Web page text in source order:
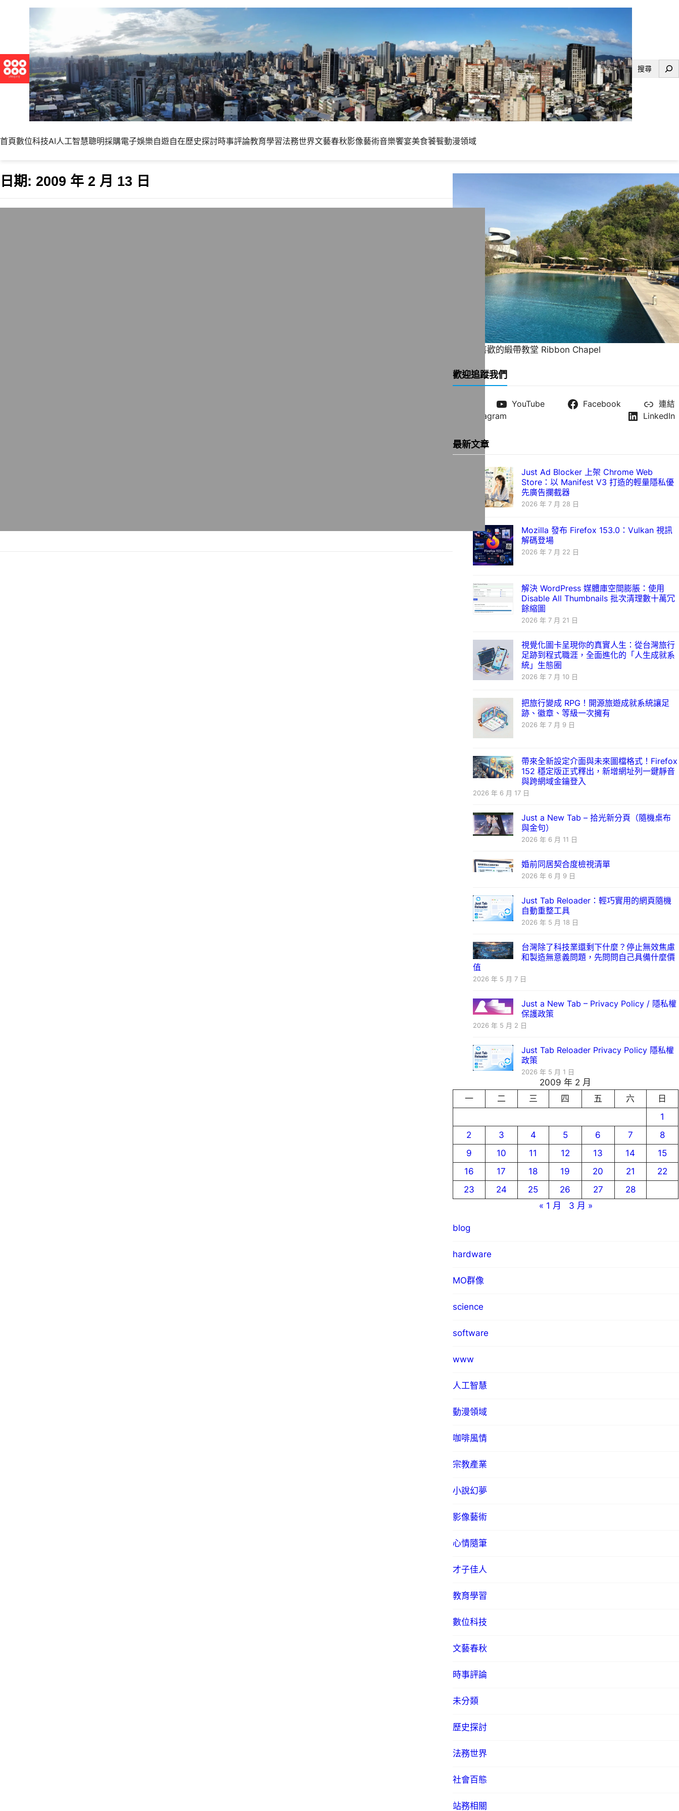
搜
首頁數位科技AI人工智慧聰明採購電子娛樂自遊自在歷史探討時事評論教育學習法務世界文藝春秋影像藝術音樂饗宴美食饕餮動漫領域
日期: 2009 年 2 月 13 日
一直很喜歡的緞帶教堂 Ribbon Chapel
歡迎追蹤我們
YouTube Facebook
連結
Instagram
LinkedIn
最新文章
Just Ad Blocker 上架 Chrome Web
Store：以 Manifest V3 打造的輕量隱私優
先廣告攔截器
2026 年 7 月 28 日
Mozilla 發布 Firefox 153.0：Vulkan 視訊
解碼登場
2026 年 7 月 22 日
解決 WordPress 媒體庫空間膨脹：使用
Disable All Thumbnails 批次清理數十萬冗
餘縮圖
2026 年 7 月 21 日
視覺化圖卡呈現你的真實人生：從台灣旅行
足跡到程式職涯，全面進化的「人生成就系
統」生態圈
2026 年 7 月 10 日
把旅行變成 RPG！開源旅遊成就系統讓足
跡、徽章、等級一次擁有
2026 年 7 月 9 日
帶來全新設定介面與未來圖檔格式！Firefox
152 穩定版正式釋出，新增網址列一鍵靜音
與跨網域金鑰登入
2026 年 6 月 17 日
Just a New Tab – 拾光新分頁（隨機桌布
與金句）
2026 年 6 月 11 日
婚前同居契合度檢視清單
2026 年 6 月 9 日
Just Tab Reloader：輕巧實用的網頁隨機
自動重整工具
2026 年 5 月 18 日
台灣除了科技業還剩下什麼？停止無效焦慮
和製造無意義問題，先問問自己具備什麼價
值
2026 年 5 月 7 日
Just a New Tab – Privacy Policy / 隱私權
保護政策
2026 年 5 月 2 日
Just Tab Reloader Privacy Policy 隱私權
政策
2026 年 5 月 1 日
2009 年 2 月
一
二 三 四 五 六
日
1
2
3 4 5 6 7
8
9
10 11 12 13 14
15
16
17 18 19 20 21
22
23
24 25 26 27
28
« 1 月
3 月 »
blog
hardware
MO群像
science
software
www
人工智慧
動漫領域
咖啡風情
宗教產業
小說幻夢
影像藝術
心情隨筆
才子佳人
教育學習
數位科技
文藝春秋
時事評論
未分類
歷史探討
法務世界
社會百態
站務相關